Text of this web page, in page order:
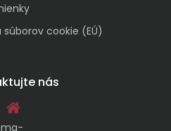
cookie (EÚ)
nás